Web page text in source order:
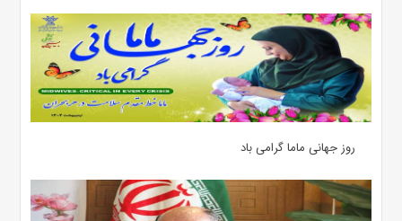
روز جهانی ماما گرامی باد